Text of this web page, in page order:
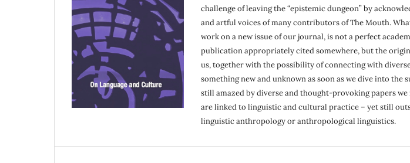
challenge of leaving the “epistemic dungeon” by
and artful voices of many contributors of The Mouth.
work on a new issue of our journal, is not a perfect
publication appropriately cited somewhere, but the
us, together with the possibility of connecting with
something new and unknown as soon as we dive into the
still amazed by diverse and thought-provoking papers
are linked to linguistic and cultural practice – yet still
linguistic anthropology or anthropological linguistics.